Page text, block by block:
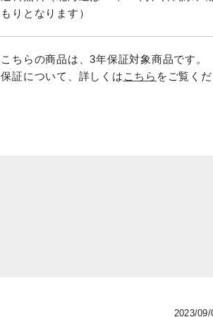
もりとなります）
こちらの商品は、3年保証対象商品です。
保証について、詳しくは こちら をご覧くだ
2023/09/